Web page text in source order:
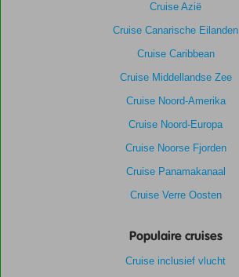
Cruise Azië
Cruise Canarische Eilanden
Cruise Caribbean
Cruise Middellandse Zee
Cruise Noord-Amerika
Cruise Noord-Europa
Cruise Noorse Fjorden
Cruise Panamakanaal
Cruise Verre Oosten
Populaire cruises
Cruise inclusief vlucht